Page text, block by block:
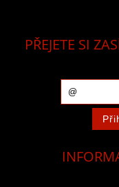
PŘEJETE SI